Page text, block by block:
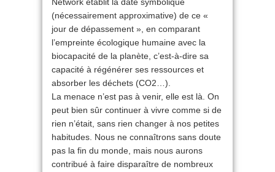
(nécessairement approximative) de ce «
jour de dépassement », en comparant
l’empreinte écologique humaine avec la
biocapacité de la planète, c’est-à-dire sa
capacité à régénérer ses ressources et
absorber les déchets (CO2…).
La menace n’est pas à venir, elle est là. On
peut bien sûr continuer à vivre comme si de
rien n’était, sans rien changer à nos petites
habitudes. Nous ne connaîtrons sans doute
pas la fin du monde, mais nous aurons
contribué à faire disparaître de nombreux